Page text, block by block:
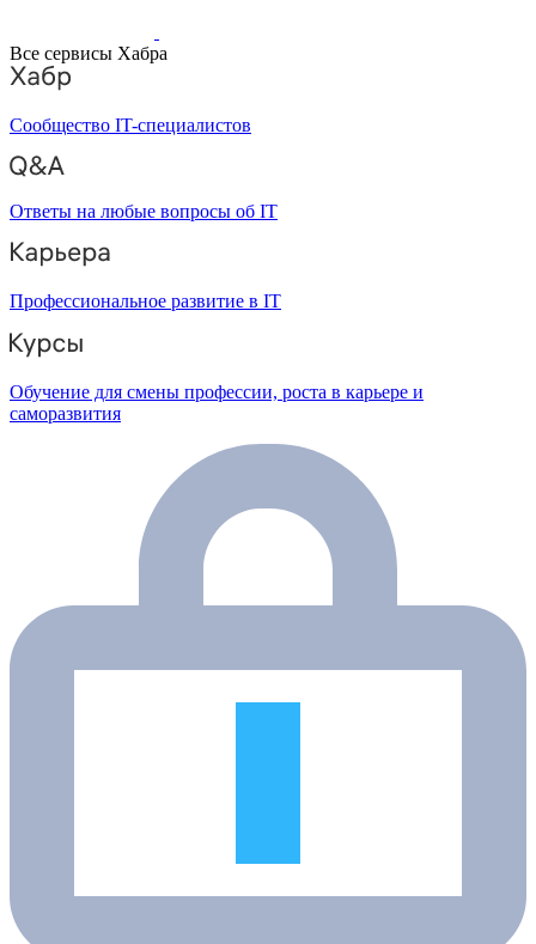
Все сервисы Хабра
Сообщество IT-специалистов
Ответы на любые вопросы об IT
Профессиональное развитие в IT
Обучение для смены профессии, роста в карьере и
саморазвития